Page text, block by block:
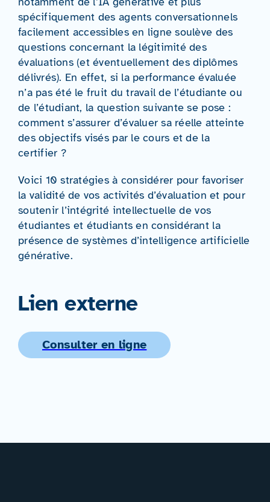
spécifiquement des agents conversationnels
facilement accessibles en ligne soulève des
questions concernant la légitimité des
évaluations (et éventuellement des diplômes
délivrés). En effet, si la performance évaluée
n’a pas été le fruit du travail de l’étudiante ou
de l’étudiant, la question suivante se pose :
comment s’assurer d’évaluer sa réelle atteinte
des objectifs visés par le cours et de la
certifier ?
Voici 10 stratégies à considérer pour favoriser
la validité de vos activités d’évaluation et pour
soutenir l’intégrité intellectuelle de vos
étudiantes et étudiants en considérant la
présence de systèmes d’intelligence artificielle
générative.
Lien externe
Consulter en ligne